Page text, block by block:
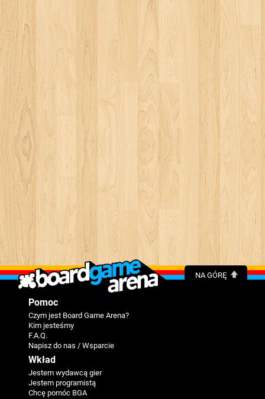
NA GÓRĘ
Pomoc
Czym jest Board Game Arena?
Kim jesteśmy
F.A.Q.
Napisz do nas / Wsparcie
Wkład
Jestem wydawcą gier
Jestem programistą
Chcę pomóc BGA